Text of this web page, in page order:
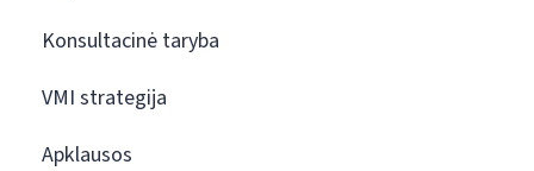
Konsultacinė taryba
VMI strategija
Apklausos